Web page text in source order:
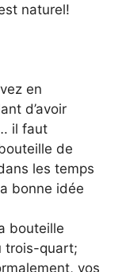
naturel!
en
d’avoir
il faut
de
les temps
bonne idée
bouteille
trois-quart;
vos